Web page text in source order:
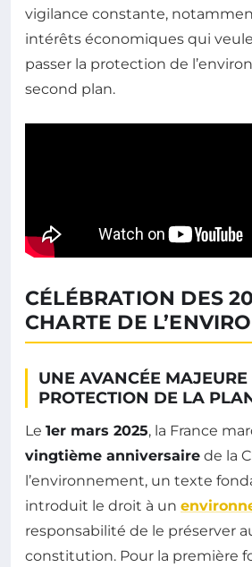
vigilance constante,
intérêts économiques qui
passer la protection de
second plan.
CÉLÉBRATION DES
CHARTE DE
UNE AVANCÉE
PROTECTION DE LA
Le 1er mars 2025, la France
vingtième anniversaire de la
l’environnement, un texte
introduit le droit à un
responsabilité de le préserver
constitution. Pour la première